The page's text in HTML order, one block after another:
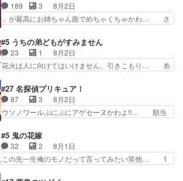
ただきました！よろしくお… 毎クールメインヒロ
インを好きになっちゃう…
れた表情が特に多かったのが印… 葵＆茜の回も良
きでした。あの証拠写真、ひ… 互いが互いのこと
を想っているのにすれ違っ… 第５話をｄアニメス
んと練習したい〟と言… 本当この作品は「キャ
ラ」を活かすのがうま… みずかちゃんの介入で双
子の仲にヒビが………
189 3
8月2日
」が最高にお姉ちゃん面でめちゃくちゃかわ… さ
を振り切ってみんなに謝ったララの思い… 仕事に
馴染めない辺り観ていて苦しいところ… ララちゃ
んの事情はもう少し皆に話して良い… ララと茉里
とで初のアルバイト。七転八倒し… 労働するプリ
てケーキ食べて、帰りにカメ… ララが働く事での
てんやわんや。働いて大変… 地道に働き人と関わ
る日々の中に愛を見いだ…
#5 うちの弟どもがすみません
23 1
8月2日
花火は人に向けてはいけません。引きこもり… 糸
お名前を見たんだけどあの中村大樹さん… 糸ちゃ
んカッケー、色んな意味でwゲームが… 姉から性
的興奮覚えてないよね？なんて言わ… テーマ：引
きこもりの理由感想は、久しぶり… 元ゲーマーな
んの距離感おかしいね(*´… 糸と源ははよ好きお
うとると言わんかい！引… ショウくんと対等に話
すためにゲームをする…
#27 名探偵プリキュア！
87 3
8月2日
ウソノワールぷにぷにアゲセーヌかわよ!!… 順当
取り戻し正式に探偵事務所で働き始め… ポワロ、
元ネタを解説して原作に誘導するの… くれあさん
の探偵としての初事件にしてちょ… ・急にクイズ
番組が始まったw・妖精ウソノ… るるかの助手だ
#5 鬼の花嫁
32 2
8月1日
この先一生俺のモノだって言ってみたい笑他… 1